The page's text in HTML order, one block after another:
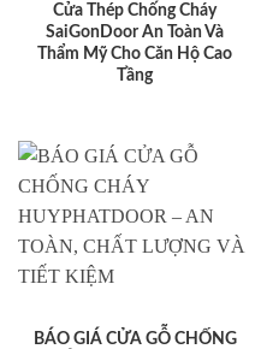
Cửa Thép Chống Cháy
SaiGonDoor An Toàn Và
Thẩm Mỹ Cho Căn Hộ Cao
Tầng
BÁO GIÁ CỬA GỖ CHỐNG